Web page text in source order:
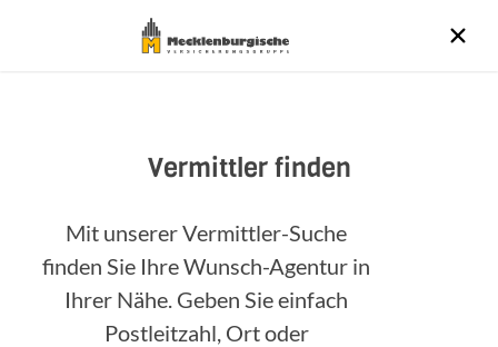
Vermittler finden
Mit unserer Vermittler-Suche
finden Sie Ihre Wunsch-Agentur in
Ihrer Nähe. Geben Sie einfach
Postleitzahl, Ort oder